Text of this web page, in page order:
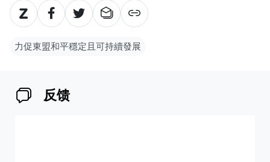
力促東盟和平穩定且可持續發展
反馈